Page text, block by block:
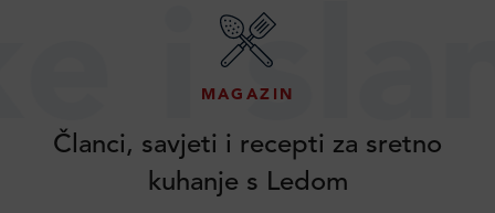
MAGAZIN
Članci, savjeti i recepti za sretno
kuhanje s Ledom